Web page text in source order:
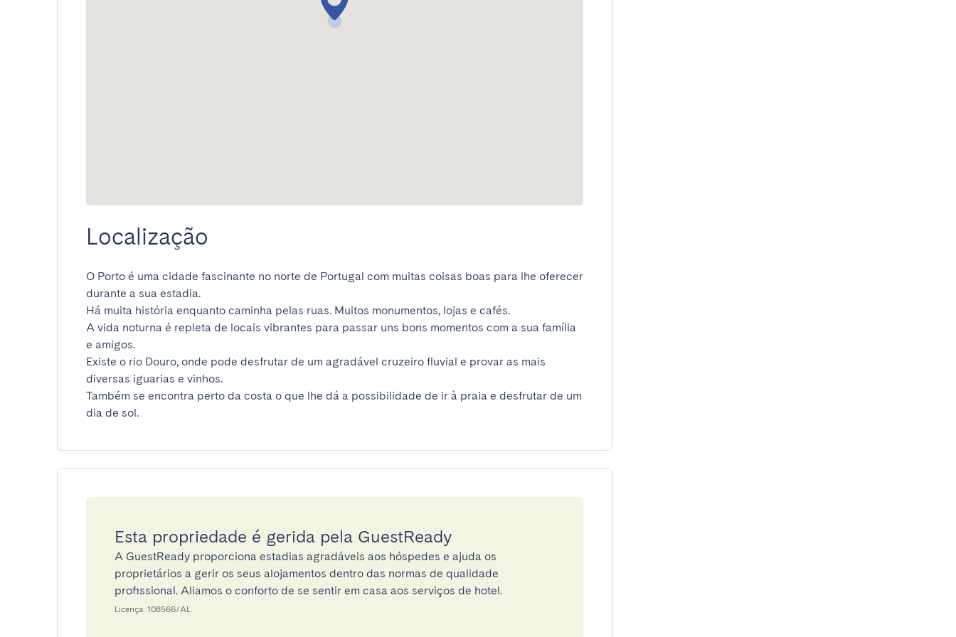
Localização
O Porto é uma cidade fascinante no norte de Portugal com muitas coisas boas para lhe oferecer
durante a sua estadia.
Há muita história enquanto caminha pelas ruas. Muitos monumentos, lojas e cafés.
A vida noturna é repleta de locais vibrantes para passar uns bons momentos com a sua família
e amigos.
Existe o rio Douro, onde pode desfrutar de um agradável cruzeiro fluvial e provar as mais
diversas iguarias e vinhos.
Também se encontra perto da costa o que lhe dá a possibilidade de ir à praia e desfrutar de um
dia de sol.
Esta propriedade é gerida pela GuestReady
A GuestReady proporciona estadias agradáveis aos hóspedes e ajuda os
proprietários a gerir os seus alojamentos dentro das normas de qualidade
profissional. Aliamos o conforto de se sentir em casa aos serviços de hotel.
Licença: 108566/AL